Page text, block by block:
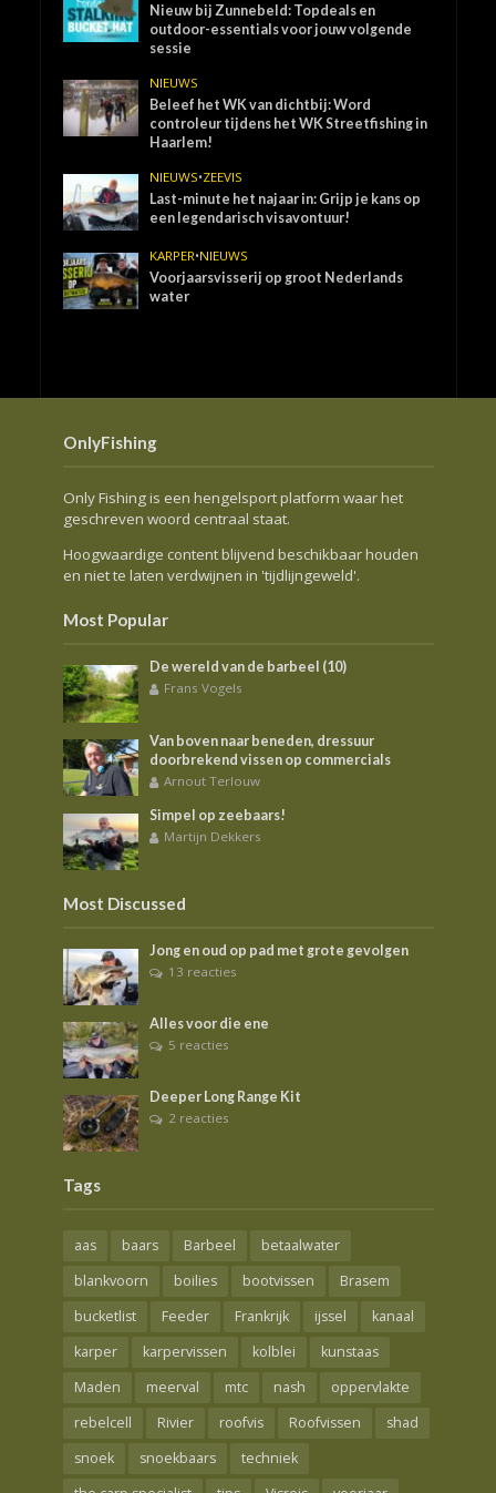
Nieuw bij Zunnebeld: Topdeals en
outdoor-essentials voor jouw volgende
sessie
NIEUWS
Beleef het WK van dichtbij: Word
controleur tijdens het WK Streetfishing in
Haarlem!
NIEUWS•ZEEVIS
Last-minute het najaar in: Grijp je kans op
een legendarisch visavontuur!
KARPER•NIEUWS
Voorjaarsvisserij op groot Nederlands
water
OnlyFishing
Only Fishing is een hengelsport platform waar het
geschreven woord centraal staat.
Hoogwaardige content blijvend beschikbaar houden
en niet te laten verdwijnen in 'tijdlijngeweld'.
Most Popular
De wereld van de barbeel (10)
Frans Vogels
Van boven naar beneden, dressuur
doorbrekend vissen op commercials
Arnout Terlouw
Simpel op zeebaars!
Martijn Dekkers
Most Discussed
Jong en oud op pad met grote gevolgen
13 reacties
Alles voor die ene
5 reacties
Deeper Long Range Kit
2 reacties
Tags
aas baars Barbeel
betaalwater
blankvoorn
boilies bootvissen
Brasem
bucketlist
Feeder Frankrijk ijssel
kanaal
karper
karpervissen kolblei
kunstaas
Maden
meerval mtc nash
oppervlakte
rebelcell
Rivier roofvis Roofvissen
shad
snoek
snoekbaars
techniek